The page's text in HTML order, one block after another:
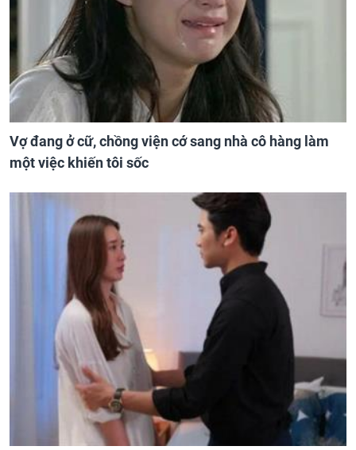
Vợ đang ở cữ, chồng viện cớ sang nhà cô hàng làm
một việc khiến tôi sốc